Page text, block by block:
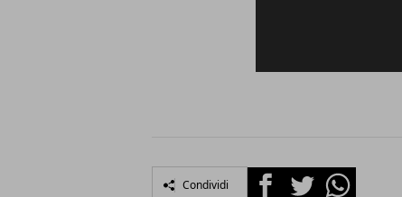
Condividi FacebookTwitterWhatsapp